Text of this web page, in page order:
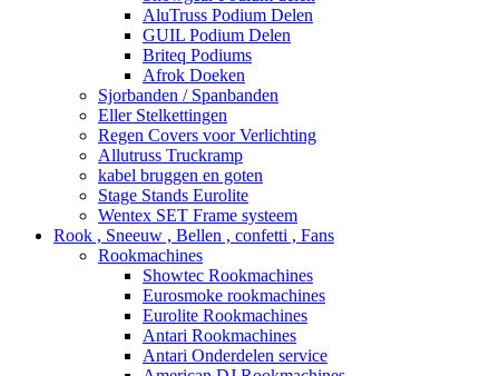
AluTruss Podium Delen
GUIL Podium Delen
Briteq Podiums
Afrok Doeken
Sjorbanden / Spanbanden
Eller Stelkettingen
Regen Covers voor Verlichting
Allutruss Truckramp
kabel bruggen en goten
Stage Stands Eurolite
Wentex SET Frame systeem
Rook , Sneeuw , Bellen , confetti , Fans
Rookmachines
Showtec Rookmachines
Eurosmoke rookmachines
Eurolite Rookmachines
Antari Rookmachines
Antari Onderdelen service